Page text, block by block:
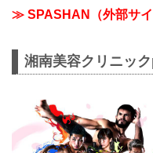
≫ SPASHAN（外部サイ
湘南美容クリニッ